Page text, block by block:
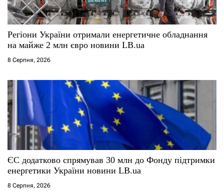
Регіони України отримали енергетичне обладнання
на майже 2 млн євро новини LB.ua
8 Серпня, 2026
ЄС додатково спрямував 30 млн до Фонду підтримки
енергетики України новини LB.ua
8 Серпня, 2026